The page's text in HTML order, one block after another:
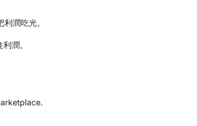
潤吃光。
潤。